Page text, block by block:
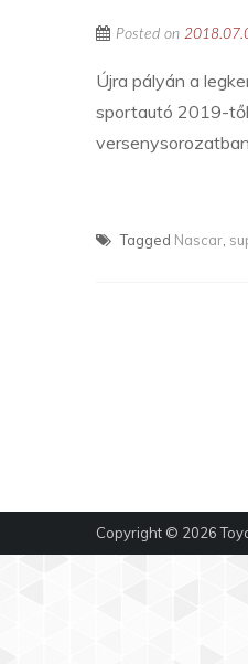
Posted on
Újra pályán a
sportautó 2019-től
Tagged Nascar
Copyright © 2026